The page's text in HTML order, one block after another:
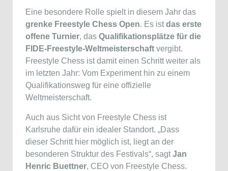
Eine besondere Rolle spielt in diesem Jahr das
grenke Freestyle Chess Open. Es istdas erste
offene Turnier, das Qualifikationsplätze für die
FIDE-Freestyle-Weltmeisterschaft vergibt.
Freestyle Chess ist damit einen Schritt weiter als
im letzten Jahr: Vom Experiment hin zu einem
Qualifikationsweg für eine offizielle
Weltmeisterschaft.
Auch aus Sicht von Freestyle Chess ist
Karlsruhe dafür ein idealer Standort. „Dass
dieser Schritt hier möglich ist, liegt an der
besonderen Struktur des Festivals“, sagtJan
Henric Buettner, CEO von Freestyle Chess.